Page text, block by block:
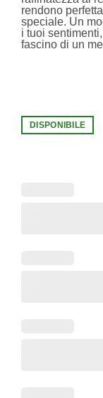
rendono
speciale. Un
i tuoi
fascino di un
DISPONIBILE